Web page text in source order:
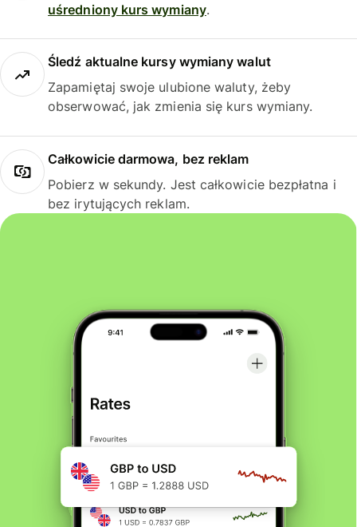
uśredniony kurs wymiany.
Śledź aktualne kursy wymiany walut
Zapamiętaj swoje ulubione waluty, żeby
obserwować, jak zmienia się kurs wymiany.
Całkowicie darmowa, bez reklam
Pobierz w sekundy. Jest całkowicie bezpłatna i
bez irytujących reklam.